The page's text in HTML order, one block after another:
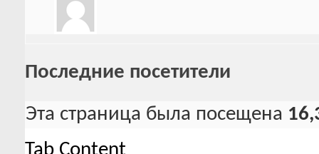
Последние посетители
Эта страница была посещена
Tab Content